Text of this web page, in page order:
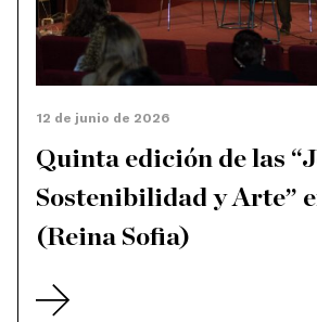
12 de junio de 2026
Quinta edición de las
Sostenibilidad y Arte”
(Reina Sofia)